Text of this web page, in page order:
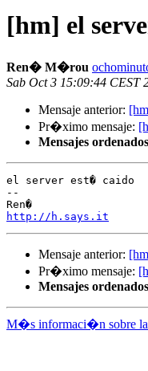
[hm] el
Ren� M�rou
Sab Oct 3 15:09:44 CEST
Mensaje anterior:
Pr�ximo mensaje:
Mensajes
el server est� caido
--
http://h.says.it
Mensaje anterior:
Pr�ximo mensaje:
Mensajes
M�s informaci�n sobre